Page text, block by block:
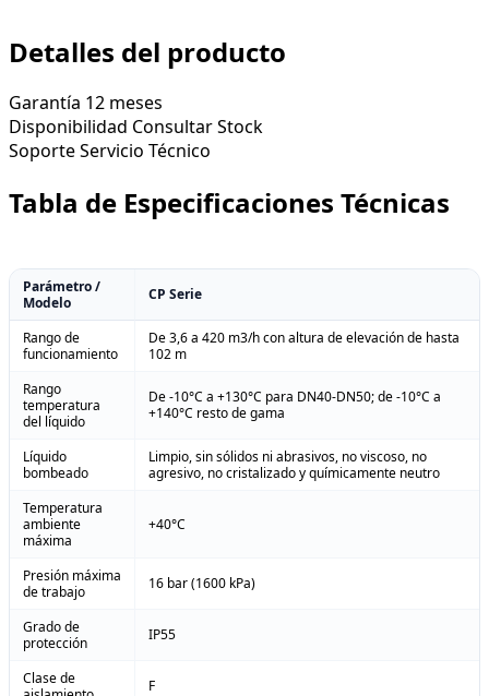
Detalles del producto
Garantía 12 meses
Disponibilidad Consultar Stock
SoporteServicio Técnico
Tabla de Especificaciones Técnicas
Parámetro /
Modelo
CP Serie
Rango de
funcionamiento
De 3,6 a 420 m3/h con altura de elevación de hasta
102 m
Rango
temperatura
del líquido
De -10°C a +130°C para DN40-DN50; de -10°C a
+140°C resto de gama
Líquido
bombeado
Limpio, sin sólidos ni abrasivos, no viscoso, no
agresivo, no cristalizado y químicamente neutro
Temperatura
ambiente
máxima
+40°C
Presión máxima
de trabajo
16 bar (1600 kPa)
Grado de
protección
IP55
Clase de
F